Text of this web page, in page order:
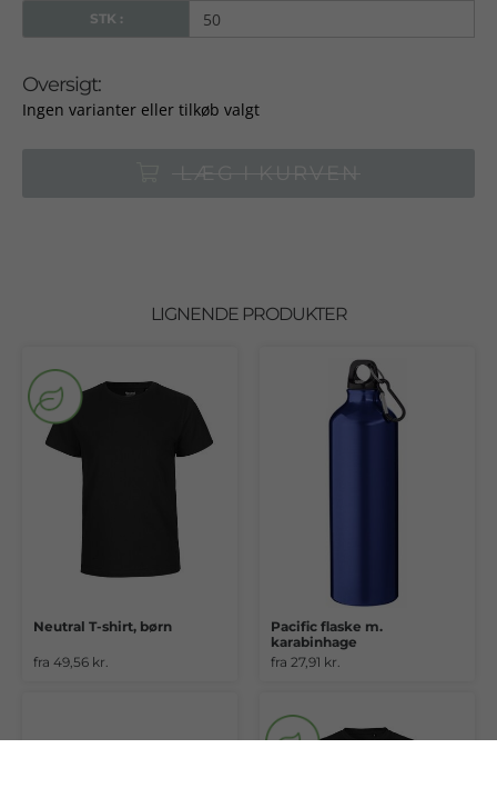
STK :
Oversigt:
Ingen varianter eller tilkøb valgt
LIGNENDE PRODUKTER
Neutral T-shirt, børn
fra 49,56 kr.
Pacific flaske m.
karabinhage
fra 27,91 kr.